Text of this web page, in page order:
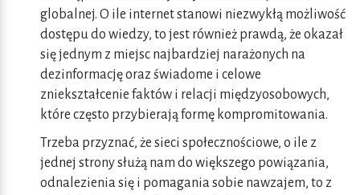
globalnej. O ile internet stanowi niezwykłą możliwość
dostępu do wiedzy, to jest również prawdą, że okazał
się jednym z miejsc najbardziej narażonych na
dezinformację oraz świadome i celowe
zniekształcenie faktów i relacji międzyosobowych,
które często przybierają formę kompromitowania.
Trzeba przyznać, że sieci społecznościowe, o ile z
jednej strony służą nam do większego powiązania,
odnalezienia się i pomagania sobie nawzajem, to z